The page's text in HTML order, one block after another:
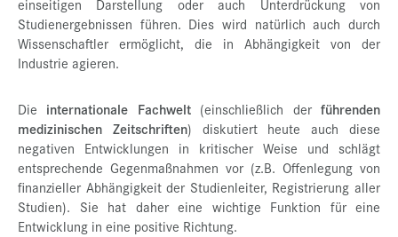
einseitigen Darstellung oder auch Unterdrückung von
Studienergebnissen führen. Dies wird natürlich auch durch
Wissenschaftler ermöglicht, die in Abhängigkeit von der
Industrie agieren.
Die internationale Fachwelt(einschließlich derführenden
medizinischen Zeitschriften) diskutiert heute auch diese
negativen Entwicklungen in kritischer Weise und schlägt
entsprechende Gegenmaßnahmen vor (z.B. Offenlegung von
finanzieller Abhängigkeit der Studienleiter, Registrierung aller
Studien). Sie hat daher eine wichtige Funktion für eine
Entwicklung in eine positive Richtung.